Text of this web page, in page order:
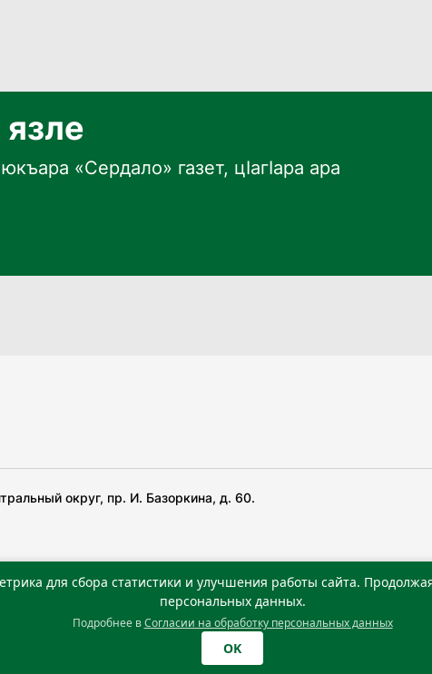
«Сердало» газет, цӀагӀара ара
округ, пр. И. Базоркина, д. 60.
беча гIирсаштеи, цар дуккхача тайпаштеи тIахьожам
г. Учредитель: Государственное автономное учреждение
для сбора статистики и улучшения работы сайта.
персональных данных.
Подробнее вСогласии на обработку персональных данных
OK